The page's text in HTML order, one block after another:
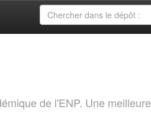
de l'ENP. Une meilleure